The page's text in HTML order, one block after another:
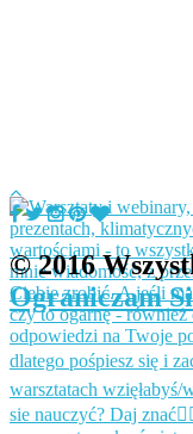
© 2016
Ograniczam